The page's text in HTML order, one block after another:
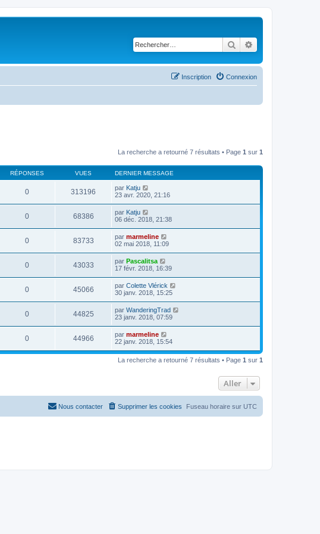
Rechercher
Connexion
Inscription
La recherche a retourné 7 résultats • Page 1 sur 1
RÉPONSES VUES DERNIER MESSAGE
0 313196 par Katju
23 avr. 2020, 21:16
0 68386 par Katju
06 déc. 2018, 21:38
0 83733 par marmeline
02 mai 2018, 11:09
0 43033 par Pascalitsa
17 févr. 2018, 16:39
0 45066 par Colette Vlérick
30 janv. 2018, 15:25
0 44825 par WanderingTrad
23 janv. 2018, 07:59
0 44966 par marmeline
22 janv. 2018, 15:54
La recherche a retourné 7 résultats • Page 1 sur 1
Aller
Fuseau horaire sur UTC
Supprimer les cookies
Nous contacter